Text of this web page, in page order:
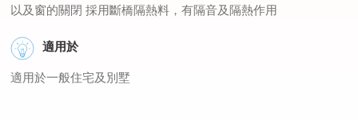
以及窗的關閉 採用斷橋隔熱料，有隔音及隔熱作用
適用於
適用於一般住宅及別墅